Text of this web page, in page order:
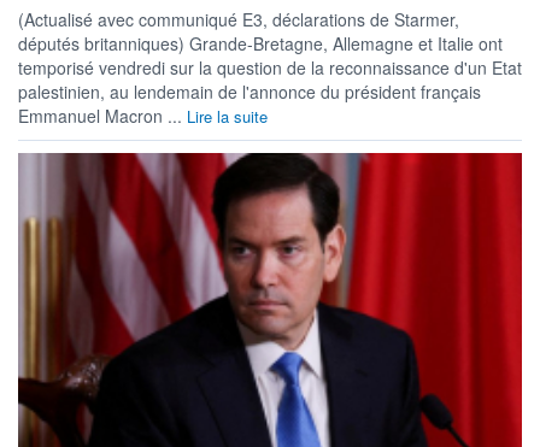
(Actualisé avec communiqué E3, déclarations de Starmer,
députés britanniques) Grande-Bretagne, Allemagne et Italie ont
temporisé vendredi sur la question de la reconnaissance d'un Etat
palestinien, au lendemain de l'annonce du président français
Emmanuel Macron ... Lire la suite